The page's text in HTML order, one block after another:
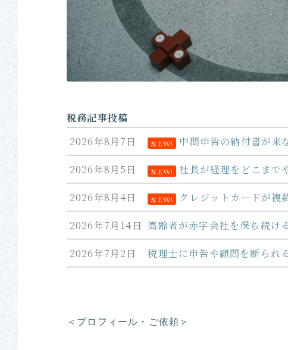
税務記事投稿
2026年8月7日
NEW! 中間申告の納付書が来
2026年8月5日 NEW! 社長が経理をどこまで
2026年8月4日 NEW! クレジットカードが複
2026年7月14日 高齢者が赤字会社を保ち続け
2026年7月2日 税理士に申告や顧問を断られ
＜プロフィール・ご依頼＞